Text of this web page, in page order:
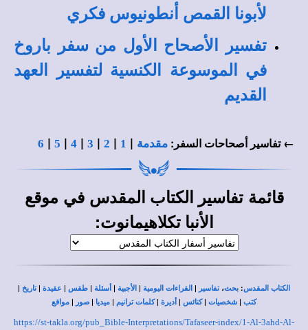
لأبونا القمص أنطونيوس فكري
تفسير الأصحاح الأول من سفر باروخ
في الموسوعة الكنسية لتفسير العهد
القديم
← تفاسير أصحاحات السفر: مقدمة |
1
|
2
|
3
|
4
|
5
|
6
قائمةتفاسير الكتاب المقدس في موقع
الأنبا تكلاهيمانوت:
الكتاب المقدس: بحث،تفاسير | القراءات اليومية | الأجبية | أسئلة | طقس | عقيدة |تاريخ |
كتب | شخصيات |كنائس | أديرة |كلمات ترانيم | ميديا | صور | مواقع
https://st-takla.org/pub_Bible-Interpretations/Tafaseer-index/1-Al-3ahd-Al-